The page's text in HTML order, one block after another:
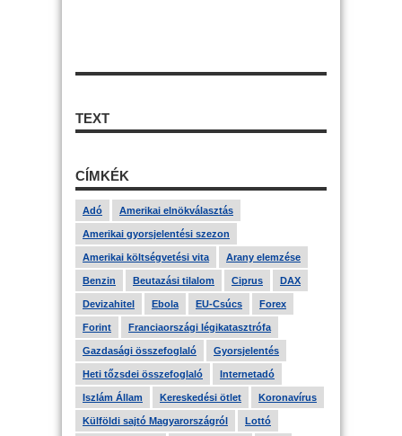
TEXT
CÍMKÉK
Adó Amerikai elnökválasztás
Amerikai gyorsjelentési szezon
Amerikai költségvetési vita Arany elemzése
Benzin Beutazási tilalom Ciprus DAX
Devizahitel Ebola EU-Csúcs Forex
Forint Franciaországi légikatasztrófa
Gazdasági összefoglaló Gyorsjelentés
Heti tőzsdei összefoglaló Internetadó
Iszlám Állam Kereskedési ötlet Koronavírus
Külföldi sajtó Magyarországról Lottó